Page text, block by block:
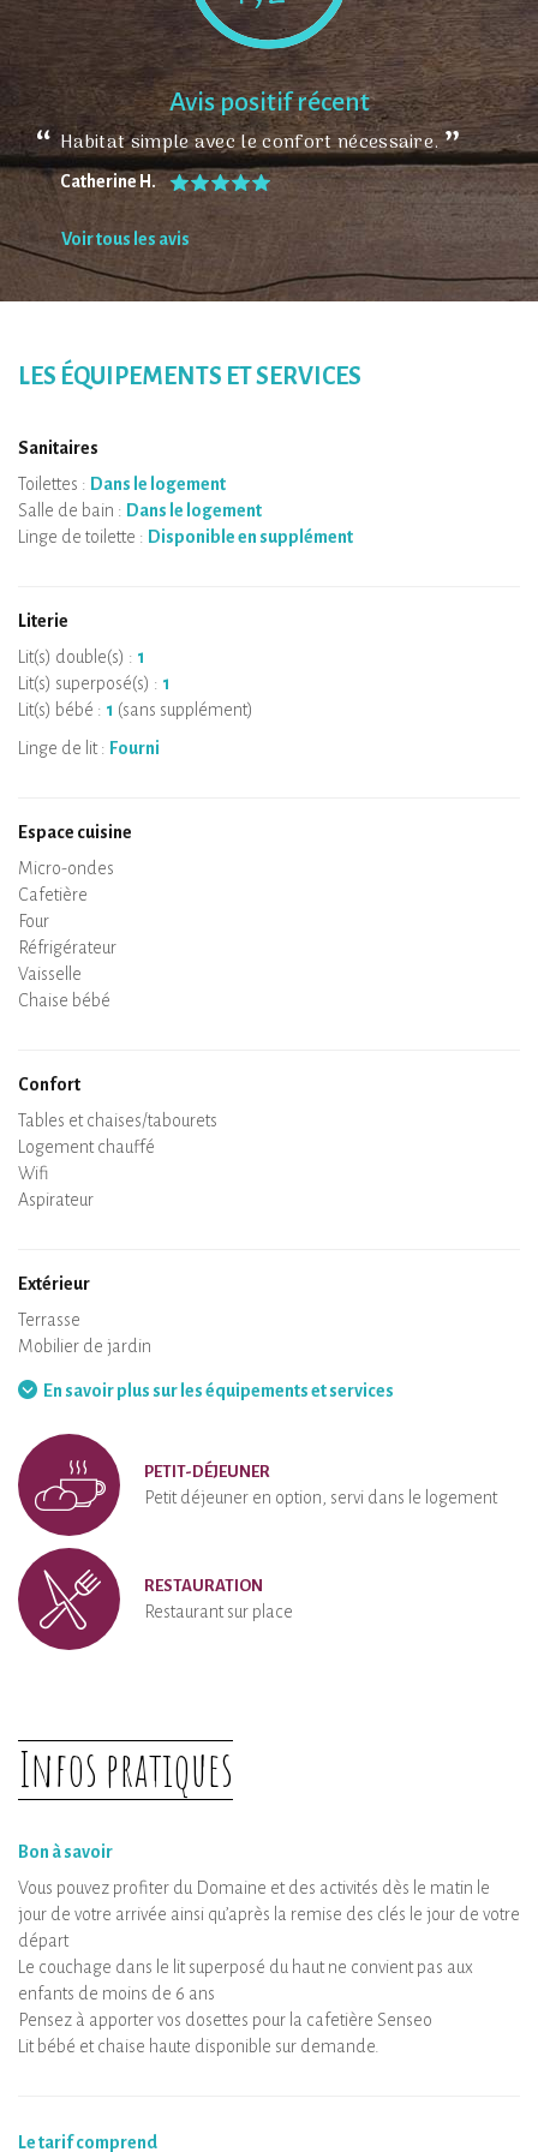
Avis positif récent
Habitat simple avec le confort nécessaire.
Catherine H.
Voir tous les avis
LES ÉQUIPEMENTS ET SERVICES
Sanitaires
Toilettes : Dans le logement
Salle de bain : Dans le logement
Linge de toilette : Disponible en supplément
Literie
Lit(s) double(s) : 1
Lit(s) superposé(s) : 1
Lit(s) bébé : 1 (sans supplément)
Linge de lit : Fourni
Espace cuisine
Micro-ondes
Cafetière
Bouilloire
Plaque de cuisson
Four
Réfrigérateur
Vaisselle
Lave-vaisselle
Chaise bébé
Confort
Spa
Sauna privatif
Tables et chaises/tabourets
Air conditionné
Logement chauffé
Poêle à bois
Cheminée
Wifi
TV
Sèche-cheveux
Fer à repasser
Lave-linge
Aspirateur
Extérieur
Terrasse
Mobilier de jardin
En savoir plus sur les équipements et services
PETIT-DÉJEUNER
Petit déjeuner en option, servi dans le logement
RESTAURATION
Restaurant sur place
Infos pratiques
Bon à savoir
Vous pouvez profiter du Domaine et des activités dès le matin le
jour de votre arrivée ainsi qu’après la remise des clés le jour de votre
départ
Le couchage dans le lit superposé du haut ne convient pas aux
enfants de moins de 6 ans
Pensez à apporter vos dosettes pour la cafetière Senseo
Lit bébé et chaise haute disponible sur demande.
Le tarif comprend